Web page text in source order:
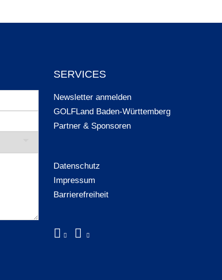
SERVICES
Newsletter anmelden
GOLFLand Baden-Württemberg
Partner & Sponsoren
Datenschutz
Impressum
Barrierefreiheit